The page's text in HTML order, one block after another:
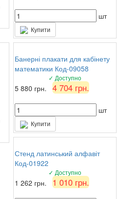
шт
Купити
Банерні плакати для кабінету
математики Код-09058
✓ Доступно
5 880 грн. 4 704 грн.
шт
Купити
Стенд латинський алфавіт
Код-01922
✓ Доступно
1 262 грн. 1 010 грн.